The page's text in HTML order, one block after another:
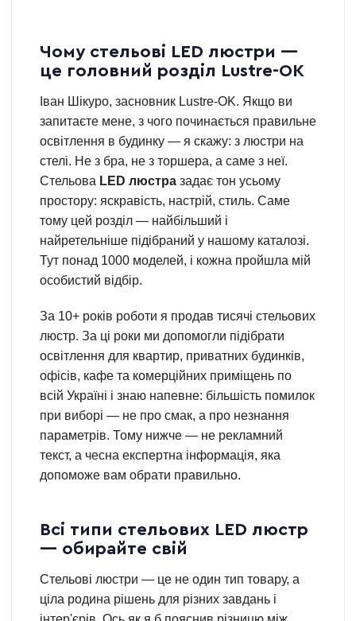
Чому стельові LED люстри —
це головний розділ Lustre-OK
Іван Шікуро, засновник Lustre-OK. Якщо ви
запитаєте мене, з чого починається правильне
освітлення в будинку — я скажу: з люстри на
стелі. Не з бра, не з торшера, а саме з неї.
Стельова LED люстра задає тон усьому
простору: яскравість, настрій, стиль. Саме
тому цей розділ — найбільший і
найретельніше підібраний у нашому каталозі.
Тут понад 1000 моделей, і кожна пройшла мій
особистий відбір.
За 10+ років роботи я продав тисячі стельових
люстр. За ці роки ми допомогли підібрати
освітлення для квартир, приватних будинків,
офісів, кафе та комерційних приміщень по
всій Україні і знаю напевне: більшість помилок
при виборі — не про смак, а про незнання
параметрів. Тому нижче — не рекламний
текст, а чесна експертна інформація, яка
допоможе вам обрати правильно.
Всі типи стельових LED люстр
— обирайте свій
Стельові люстри — це не один тип товару, а
ціла родина рішень для різних завдань і